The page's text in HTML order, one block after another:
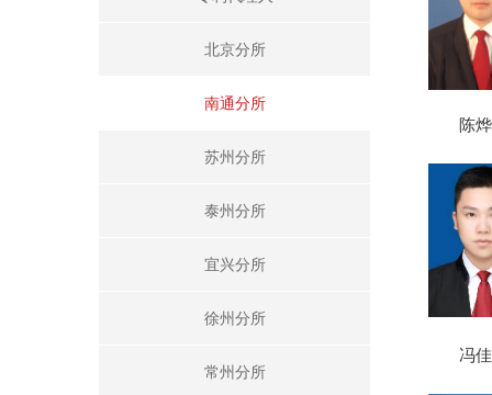
北京分所
南通分所
苏州分所
泰州分所
宜兴分所
徐州分所
常州分所
陈
冯